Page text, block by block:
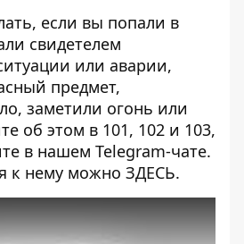
если вы попали в
свидетелем
или аварии,
предмет,
заметили огонь или
об этом в 101, 102 и 103,
в нашем Telegram-чате.
к нему можно ЗДЕСЬ.